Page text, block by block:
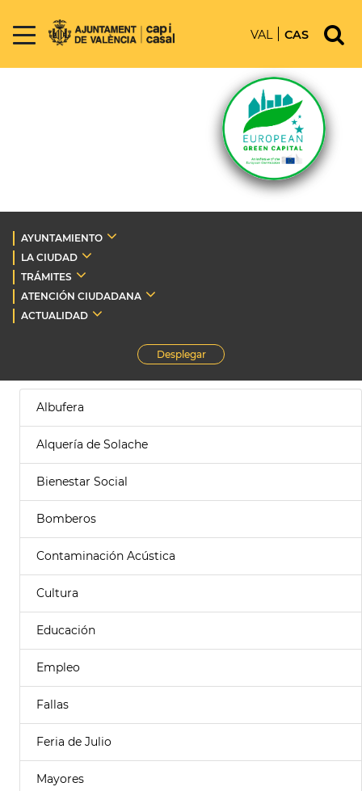
VAL CAS
AYUNTAMIENTO
LA CIUDAD
TRÁMITES
ATENCIÓN CIUDADANA
ACTUALIDAD
Desplegar
Albufera
Alquería de Solache
Bienestar Social
Bomberos
Contaminación Acústica
Cultura
Educación
Empleo
Fallas
Feria de Julio
Mayores